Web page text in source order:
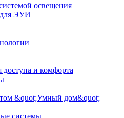
освещения
для ЭУИ
и комфорта
&quot;Умный дом&quot;
системы